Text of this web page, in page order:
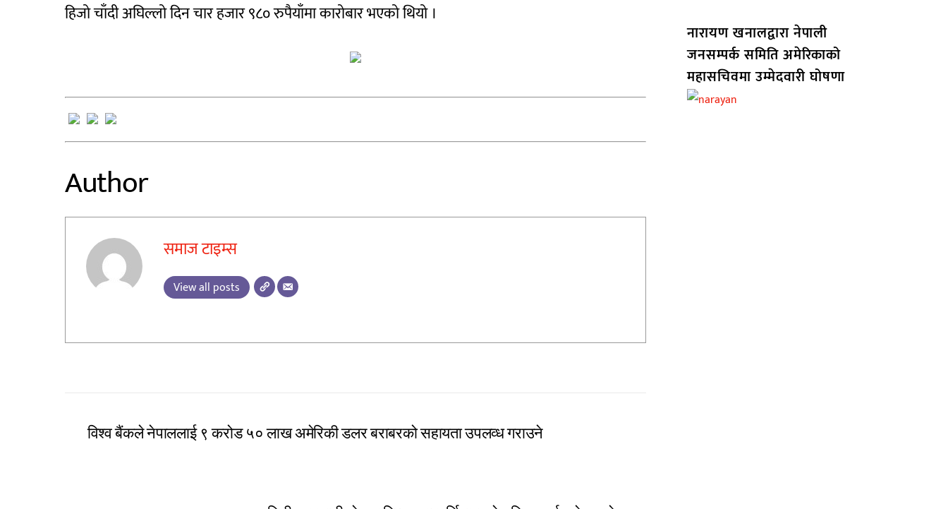
हिजो चाँदी अघिल्लो दिन चार हजार ९८० रुपैयाँमा कारोबार भएको थियो ।
Author
समाज टाइम्स
View all posts
विश्व बैंकले नेपाललाई ९ करोड ५० लाख अमेरिकी डलर बराबरको सहायता उपलव्ध गराउने
नारायण खनालद्वारा नेपाली
जनसम्पर्क समिति अमेरिकाको
महासचिवमा उम्मेदवारी घोषणा